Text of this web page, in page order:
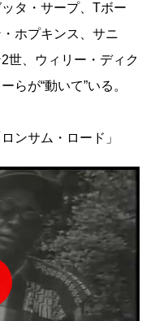
タ・サープ、Tボー
ホプキンス、サニ
世、ウィリー・ディク
らが“動いて”いる。
ンサム・ロード」